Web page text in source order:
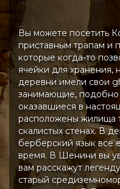
Вы можете посетить
приставным трапам и
которые когда-то
ячейки для хранения,
деревни имели свои
занимающие,
оказавшиеся в
расположены жилища
скалистых стенах. В
берберский язык все
время. В Шенини вы
вам расскажут
старый